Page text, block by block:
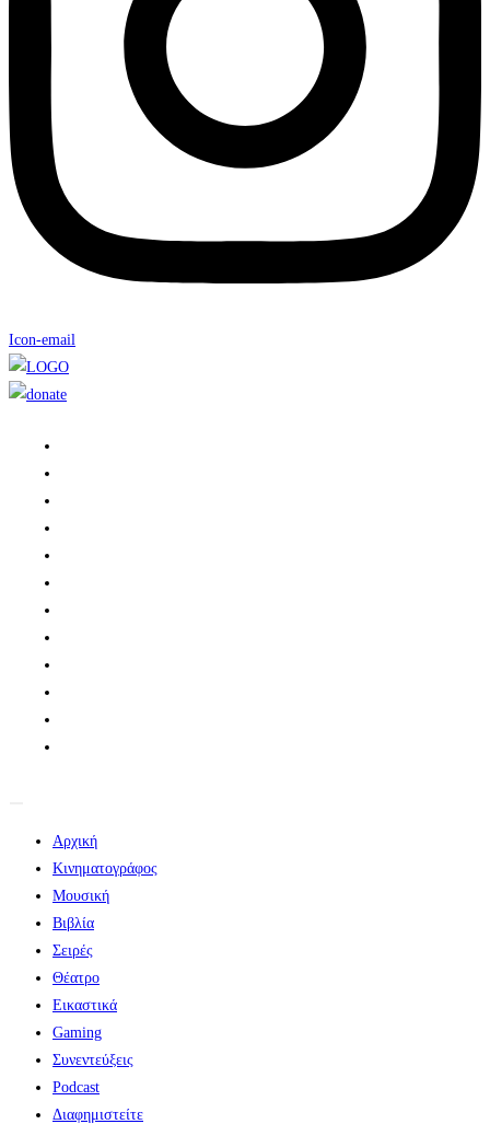
Icon-email
Αρχική
Κινηματογράφος
Μουσική
Βιβλία
Σειρές
Θέατρο
Εικαστικά
Gaming
Συνεντεύξεις
Podcast
Διαφημιστείτε